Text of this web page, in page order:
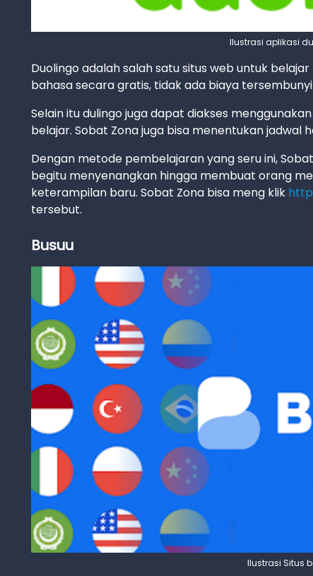
Ilustrasi aplikasi
Duolingo adalah salah satu situs web untuk
bahasa secara gratis, tidak ada biaya
Selain itu dulingo juga dapat diakses
belajar. Sobat Zona juga bisa menentukan jadwal
Dengan metode pembelajaran yang seru ini,
begitu menyenangkan hingga membuat orang
keterampilan baru. Sobat Zona bisa meng klik
tersebut.
Busuu
Ilustrasi Situs